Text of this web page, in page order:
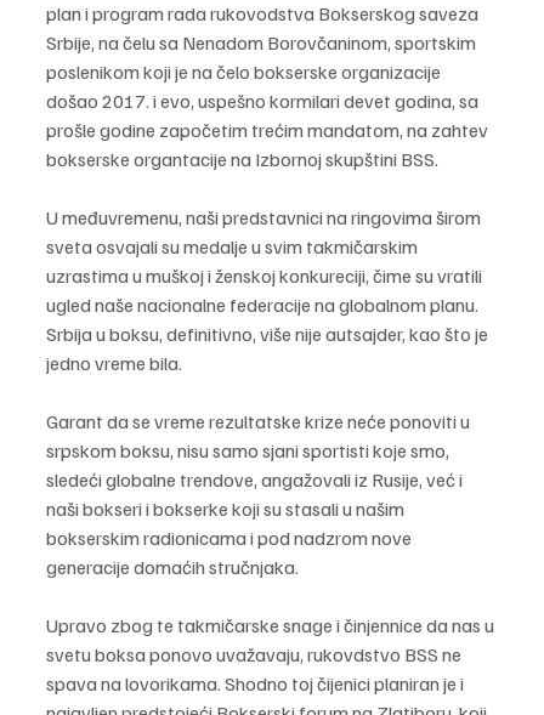
plan i program rada rukovodstva Bokserskog saveza
Srbije, na čelu sa Nenadom Borovčaninom, sportskim
poslenikom koji je na čelo bokserske organizacije
došao 2017. i evo, uspešno kormilari devet godina, sa
prošle godine započetim trećim mandatom, na zahtev
bokserske organtacije na Izbornoj skupštini BSS.
U međuvremenu, naši predstavnici na ringovima širom
sveta osvajali su medalje u svim takmičarskim
uzrastima u muškoj i ženskoj konkureciji, čime su vratili
ugled naše nacionalne federacije na globalnom planu.
Srbija u boksu, definitivno, više nije autsajder, kao što je
jedno vreme bila.
Garant da se vreme rezultatske krize neće ponoviti u
srpskom boksu, nisu samo sjani sportisti koje smo,
sledeći globalne trendove, angažovali iz Rusije, već i
naši bokseri i bokserke koji su stasali u našim
bokserskim radionicama i pod nadzrom nove
generacije domaćih stručnjaka.
Upravo zbog te takmičarske snage i činjennice da nas u
svetu boksa ponovo uvažavaju, rukovdstvo BSS ne
spava na lovorikama. Shodno toj čijenici planiran je i